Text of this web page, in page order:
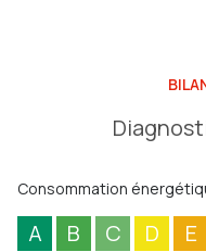
Consommation
A B C D E